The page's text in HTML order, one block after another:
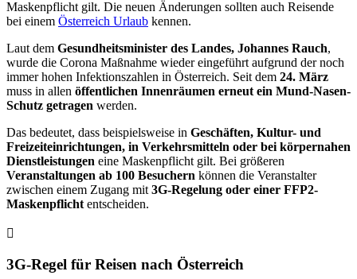
Maskenpflicht gilt. Die neuen Änderungen sollten auch Reisende
bei einem Österreich Urlaub kennen.
Laut dem Gesundheitsminister des Landes, Johannes Rauch,
wurde die Corona Maßnahme wieder eingeführt aufgrund der noch
immer hohen Infektionszahlen in Österreich. Seit dem 24. März
muss in allen öffentlichen Innenräumen erneut ein Mund-Nasen-
Schutz getragen werden.
Das bedeutet, dass beispielsweise in Geschäften, Kultur- und
Freizeiteinrichtungen, in Verkehrsmitteln oder bei körpernahen
Dienstleistungen eine Maskenpflicht gilt. Bei größeren
Veranstaltungen ab 100 Besuchern können die Veranstalter
zwischen einem Zugang mit 3G-Regelung oder einer FFP2-
Maskenpflicht entscheiden.
3G-Regel für Reisen nach Österreich